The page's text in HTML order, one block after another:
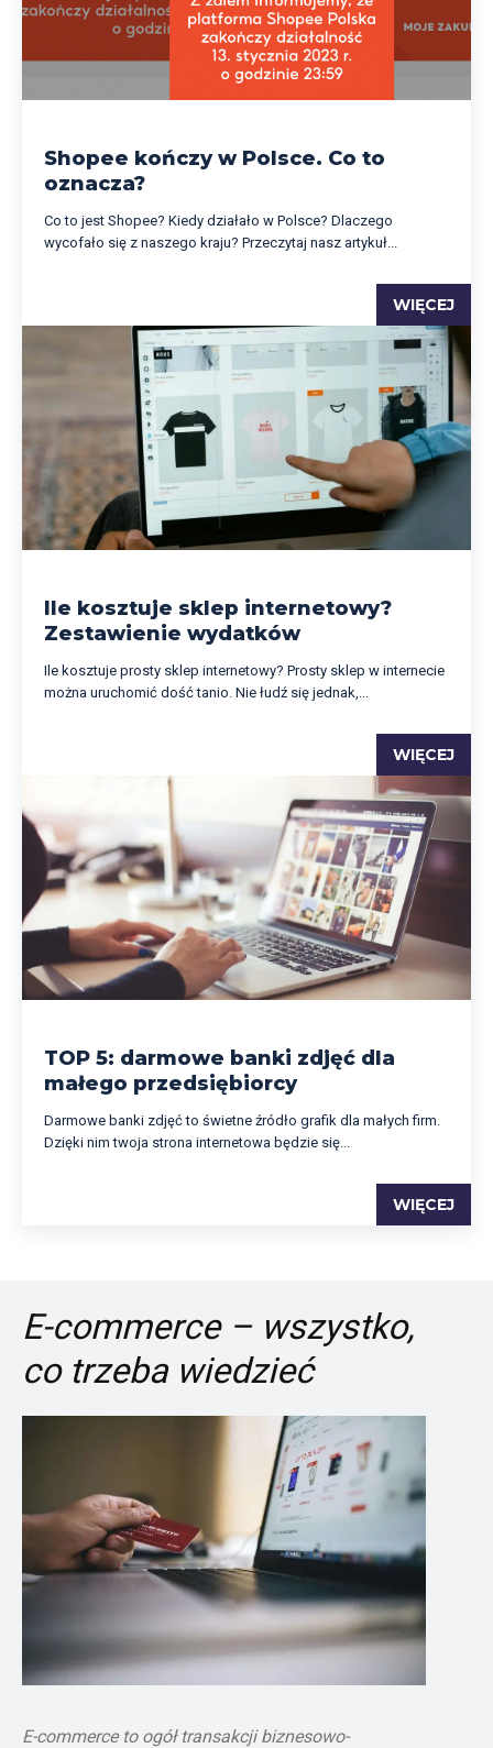
Shopee kończy w Polsce. Co to
oznacza?
Co to jest Shopee? Kiedy działało w Polsce? Dlaczego
wycofało się z naszego kraju? Przeczytaj nasz artykuł...
WIĘCEJ
Ile kosztuje sklep internetowy?
Zestawienie wydatków
Ile kosztuje prosty sklep internetowy? Prosty sklep w internecie
można uruchomić dość tanio. Nie łudź się jednak,...
WIĘCEJ
TOP 5: darmowe banki zdjęć dla
małego przedsiębiorcy
Darmowe banki zdjęć to świetne źródło grafik dla małych firm.
Dzięki nim twoja strona internetowa będzie się...
WIĘCEJ
E-commerce – wszystko,
co trzeba wiedzieć
E-commerce to ogół transakcji biznesowo-